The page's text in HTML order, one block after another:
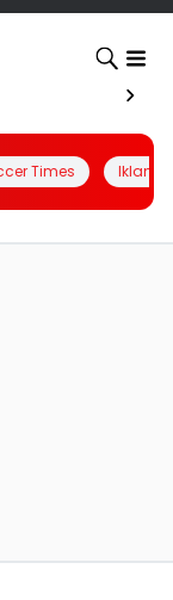
Times Iklanin